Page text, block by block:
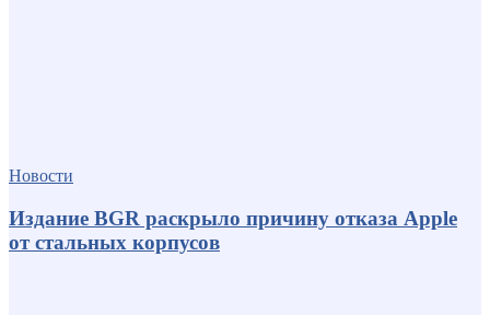
Новости
Издание BGR раскрыло причину отказа Apple
от стальных корпусов